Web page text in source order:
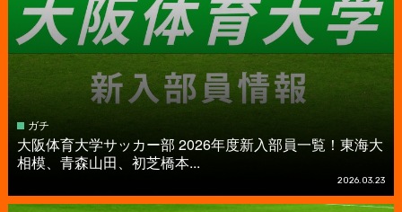
ガチ
大阪体育大学サッカー部 2026年度新入部員一覧！東海大
相模、青森山田、初芝橋本...
2026.03.23